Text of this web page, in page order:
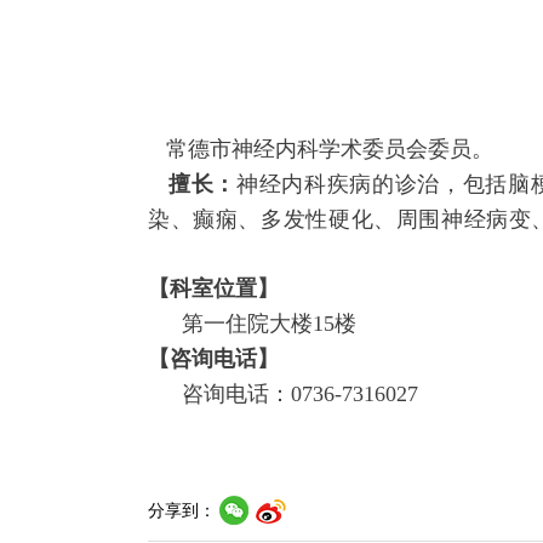
常德市神经内科学术委员会委员。
擅长：神经内科疾病的诊治，包括脑
染、癫痫、多发性硬化、周围神经病变
【科室位置】
第一住院大楼15楼
【咨询电话】
咨询电话：0736-7316027
分享到：